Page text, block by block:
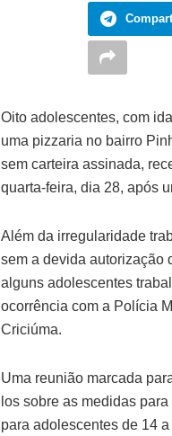
Oito adolescentes, com
uma pizzaria no bairro
sem carteira assinada,
quarta-feira, dia 28, após
Além da irregularidade
sem a devida autorização
alguns adolescentes
ocorrência com a Polícia
Criciúma.
Uma reunião marcada
los sobre as medidas
para adolescentes de 14